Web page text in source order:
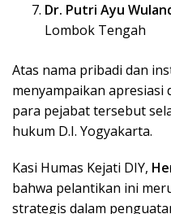
Dr. Putri Ayu
Lombok Tengah
Atas nama pribadi dan
menyampaikan apresiasi
para pejabat tersebut
hukum D.I. Yogyakarta.
Kasi Humas Kejati DIY,
bahwa pelantikan ini
strategis dalam